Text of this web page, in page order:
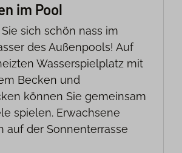
im Pool
sich schön nass im
des Außenpools! Auf
Wasserspielplatz mit
Becken und
können Sie gemeinsam
spielen. Erwachsene
auf der Sonnenterrasse